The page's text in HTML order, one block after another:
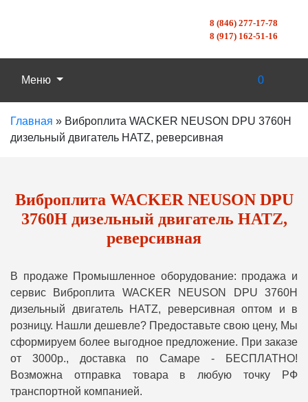
8 (846) 277-17-78
8 (917) 162-51-16
Меню 0
Главная » Виброплита WACKER NEUSON DPU 3760H
дизельный двигатель HATZ, реверсивная
Виброплита WACKER NEUSON DPU
3760H дизельный двигатель HATZ,
реверсивная
В продаже Промышленное оборудование: продажа и
сервис Виброплита WACKER NEUSON DPU 3760H
дизельный двигатель HATZ, реверсивная оптом и в
розницу. Нашли дешевле? Предоставьте свою цену, Мы
сформируем более выгодное предложение. При заказе
от 3000р., доставка по Самаре - БЕСПЛАТНО!
Возможна отправка товара в любую точку РФ
транспортной компанией.